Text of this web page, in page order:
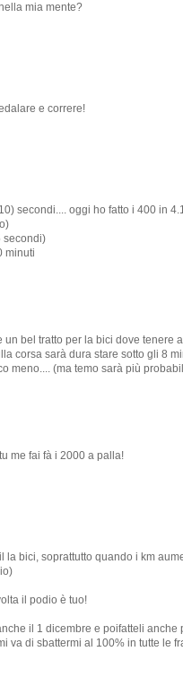
mia mente?
e correre!
secondi.... oggi ho fatto i 400 in
secondi)
minuti
un bel tratto per la bici dove tenere
corsa sarà dura stare sotto gli 8
meno.... (ma temo sarà più
me fai fà i 2000 a palla!
la bici, soprattutto quando i km
il podio è tuo!
il 1 dicembre e poifatteli anche
va di sbattermi al 100% in tutte le